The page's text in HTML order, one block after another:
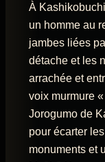
À
un homme au
jambes liées
détache et les
arrachée et
voix murmure
Jorogumo de
pour écarter
monuments et